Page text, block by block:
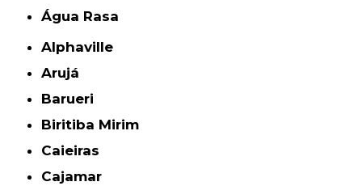
Água Rasa
Alphaville
Arujá
Barueri
Biritiba Mirim
Caieiras
Cajamar